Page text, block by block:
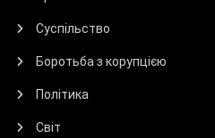
Суспільство
Боротьба з корупцією
Політика
Світ